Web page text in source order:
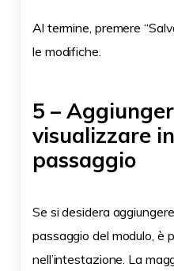
Al termine, premere
le modifiche.
5 –
visualizzare
passaggio
Se si desidera
passaggio del modulo, è
nell’intestazione. La